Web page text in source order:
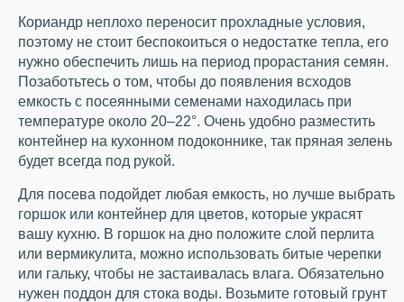
Кориандр неплохо переносит прохладные условия,
поэтому не стоит беспокоиться о недостатке тепла, его
нужно обеспечить лишь на период прорастания семян.
Позаботьтесь о том, чтобы до появления всходов
емкость с посеянными семенами находилась при
температуре около 20–22°. Очень удобно разместить
контейнер на кухонном подоконнике, так пряная зелень
будет всегда под рукой.
Для посева подойдет любая емкость, но лучше выбрать
горшок или контейнер для цветов, которые украсят
вашу кухню. В горшок на дно положите слой перлита
или вермикулита, можно использовать битые черепки
или гальку, чтобы не застаивалась влага. Обязательно
нужен поддон для стока воды. Возьмите готовый грунт